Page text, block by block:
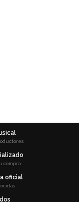
compra
oficial